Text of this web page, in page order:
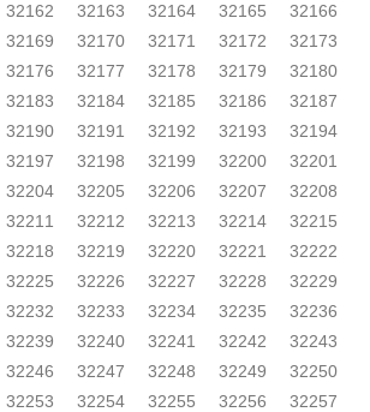
32162 32163 32164 32165
32166
32169 32170 32171 32172
32173
32176 32177 32178 32179
32180
32183 32184 32185 32186
32187
32190 32191 32192 32193
32194
32197 32198 32199 32200
32201
32204 32205 32206 32207
32208
32211 32212 32213 32214
32215
32218 32219 32220 32221
32222
32225 32226 32227 32228
32229
32232 32233 32234 32235
32236
32239 32240 32241 32242
32243
32246 32247 32248 32249
32250
32253 32254 32255 32256
32257